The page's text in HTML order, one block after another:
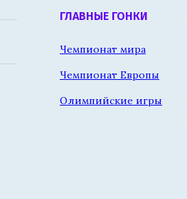
ГЛАВНЫЕ ГОНКИ
Чемпионат мира
Чемпионат Европы
Олимпийские игры